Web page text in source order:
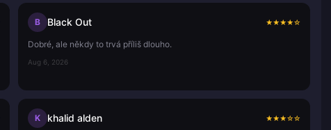
B Black Out ★★★★☆
Dobré, ale někdy to trvá příliš dlouho.
Aug 6, 2026
K khalid alden ★★★☆☆